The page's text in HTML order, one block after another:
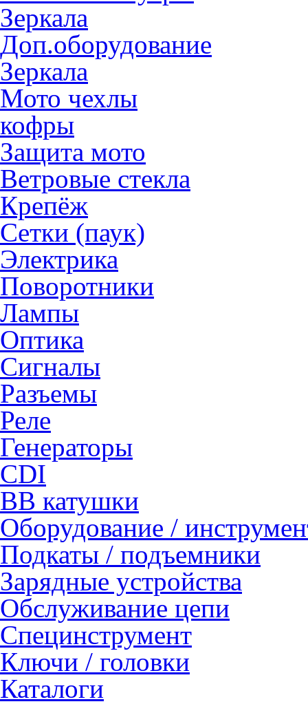
Зеркала
Доп.оборудование
Зеркала
Мото чехлы
кофры
Защита мото
Ветровые стекла
Крепёж
Сетки (паук)
Электрика
Поворотники
Лампы
Оптика
Сигналы
Разъемы
Реле
Генераторы
CDI
ВВ катушки
Оборудование /
Подкаты / подъемники
Зарядные устройства
Обслуживание цепи
Специнструмент
Ключи / головки
Каталоги